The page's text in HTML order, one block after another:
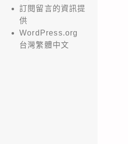
訂閱留言的資訊提
供
WordPress.org
台灣繁體中文